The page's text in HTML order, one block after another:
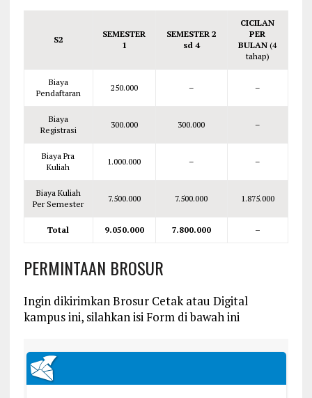
S2
SEMESTER
1
SEMESTER 2
sd 4
CICILAN
PER
BULAN (4
tahap)
Biaya
Pendaftaran
250.000 – –
Biaya
Registrasi
300.000 300.000 –
Biaya Pra
Kuliah
1.000.000 – –
Biaya Kuliah
Per Semester
7.500.000 7.500.000 1.875.000
Total 9.050.000 7.800.000 –
PERMINTAAN BROSUR
Ingin dikirimkan Brosur Cetak atau Digital
kampus ini, silahkan isi Form di bawah ini